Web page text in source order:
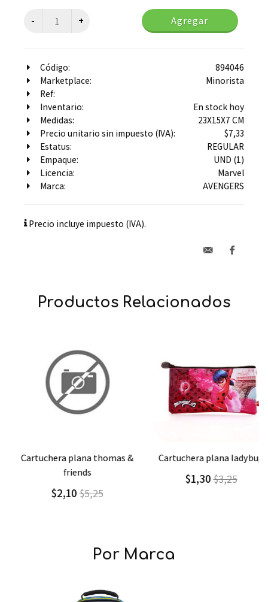
Agregar
Código:
894046
Marketplace:
Minorista
Ref:
Inventario:
En stock hoy
Medidas:
23X15X7 CM
Precio unitario sin impuesto (IVA):
$7,33
Estatus:
REGULAR
Empaque:
UND (1)
Licencia:
Marvel
Marca:
AVENGERS
Precio incluye impuesto (IVA).
Productos Relacionados
Agregar Detalle
friends
$2,10$5,25
Agregar Detalle
cartuchera plana ladybug
$1,30$3,25
Por Marca